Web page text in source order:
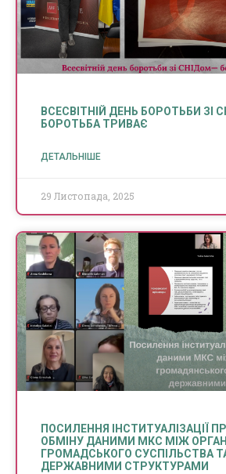
ВСЕСВІТНІЙ ДЕНЬ БОРОТЬБИ ЗІ
БОРОТЬБА ТРИВАЄ
ДЕТАЛЬНІШЕ
29 Листопада, 2025
ПОСИЛЕННЯ ІНСТИТУАЛІЗАЦІЇ
ОБМІНУ ДАНИМИ МКС МІЖ
ГРОМАДСЬКОГО СУСПІЛЬСТВА
ДЕРЖАВНИМИ СТРУКТУРАМИ